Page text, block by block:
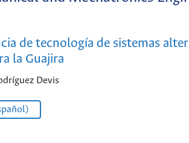
de tecnología de sistemas
la Guajira
Devis